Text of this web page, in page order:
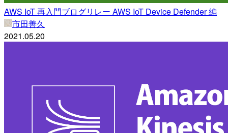
AWS IoT 再入門ブログリレー AWS IoT Device Defender 編
市田善久
2021.05.20